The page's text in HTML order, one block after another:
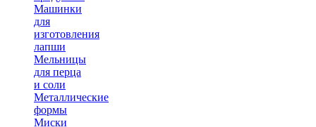
Машинки
для
изготовления
лапши
Мельницы
для перца
и соли
Металлические
формы
Миски